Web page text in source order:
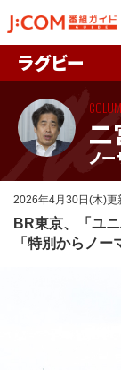
ラグビー
二
ノー
2026年4月30日(木)更
BR東京、「ユ
「特別からノ